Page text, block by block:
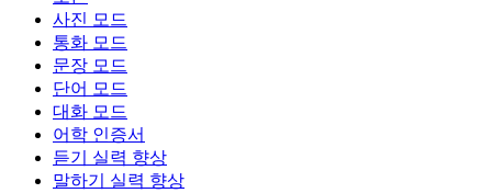
사진 모드
통화 모드
문장 모드
단어 모드
대화 모드
어학 인증서
듣기 실력 향상
말하기 실력 향상